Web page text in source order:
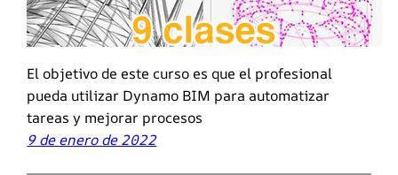
El objetivo de este curso es que el profesional
pueda utilizar Dynamo BIM para automatizar
tareas y mejorar procesos
9 de enero de 2022